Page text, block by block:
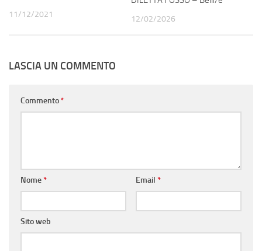
11/12/2021 12/02/2026
LASCIA UN COMMENTO
Commento*
Nome* Email *
Sito web